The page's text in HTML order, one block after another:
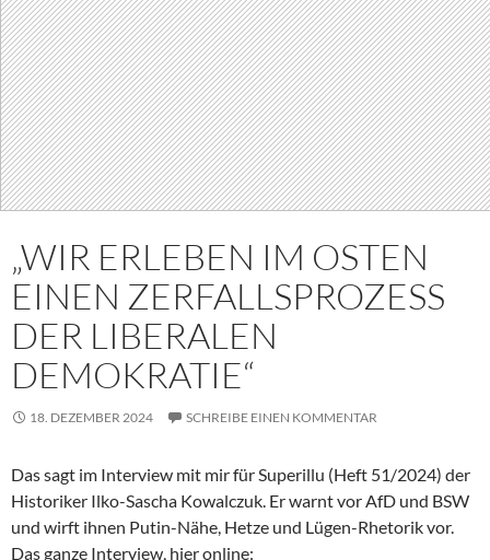
„WIR ERLEBEN IM OSTEN
EINEN ZERFALLSPROZESS
DER LIBERALEN
DEMOKRATIE“
18. DEZEMBER 2024 SCHREIBE EINEN KOMMENTAR
Das sagt im Interview mit mir für Superillu (Heft 51/2024) der
Historiker Ilko-Sascha Kowalczuk. Er warnt vor AfD und BSW
und wirft ihnen Putin-Nähe, Hetze und Lügen-Rhetorik vor.
Das ganze Interview, hier online: